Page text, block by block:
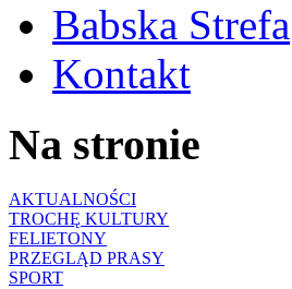
Babska Strefa
Kontakt
Na stronie
AKTUALNOŚCI
TROCHĘ KULTURY
FELIETONY
PRZEGLĄD PRASY
SPORT